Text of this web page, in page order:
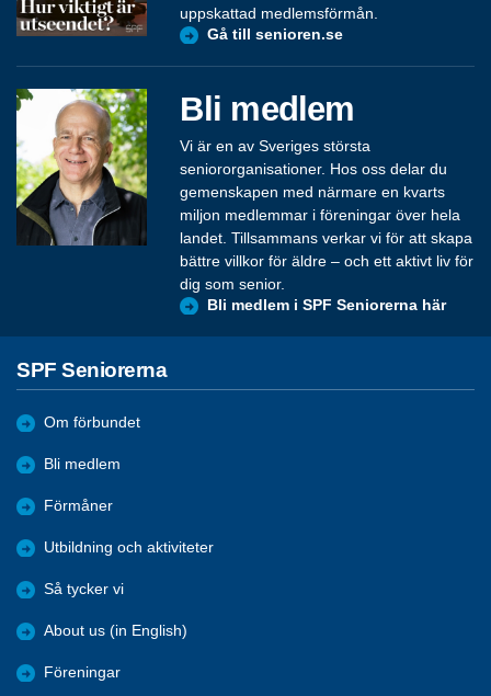
uppskattad medlemsförmån.
Gå till senioren.se
Bli medlem
Vi är en av Sveriges största
seniororganisationer. Hos oss delar du
gemenskapen med närmare en kvarts
miljon medlemmar i föreningar över hela
landet. Tillsammans verkar vi för att skapa
bättre villkor för äldre – och ett aktivt liv för
dig som senior.
Bli medlem i SPF Seniorerna här
SPF Seniorerna
Om förbundet
Bli medlem
Förmåner
Utbildning och aktiviteter
Så tycker vi
About us (in English)
Föreningar